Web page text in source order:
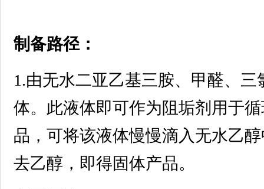
制备路径：
1.由无水二亚乙基三胺、甲醛、
体。此液体即可作为阻垢剂用于
品，可将该液体慢慢滴入无水乙
去乙醇，即得固体产品。